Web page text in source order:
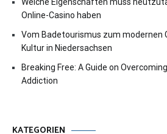
Welche Eigenschaften muss
Online-Casino haben
Vom Badetourismus zum modernen
Kultur in Niedersachsen
Breaking Free: A Guide on
Addiction
KATEGORIEN